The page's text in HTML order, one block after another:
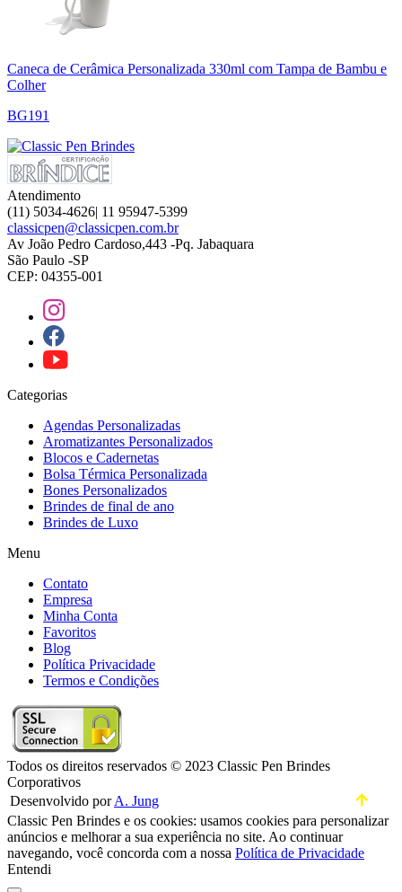
Caneca de Cerâmica Personalizada 330ml com Tampa de Bambu e
Colher
BG191
Atendimento
(11) 5034-4626| 11 95947-5399
classicpen@classicpen.com.br
Av João Pedro Cardoso,443 -Pq. Jabaquara
São Paulo -SP
CEP: 04355-001
Categorias
Agendas Personalizadas
Aromatizantes Personalizados
Blocos e Cadernetas
Bolsa Térmica Personalizada
Bones Personalizados
Brindes de final de ano
Brindes de Luxo
Menu
Contato
Empresa
Minha Conta
Favoritos
Blog
Política Privacidade
Termos e Condições
Todos os direitos reservados © 2023 Classic Pen Brindes
Corporativos
Desenvolvido porA. Jung
Classic Pen Brindes e os cookies: usamos cookies para personalizar
anúncios e melhorar a sua experiência no site. Ao continuar
navegando, você concorda com a nossa Política de Privacidade
Entendi